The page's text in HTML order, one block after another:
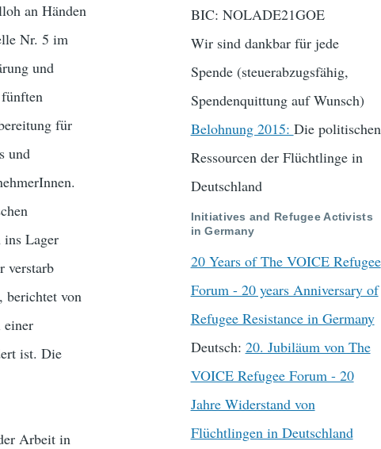
an Händen
Nr. 5 im
und
für
und
ins Lager
verstarb
berichtet von
einer
ist. Die
Arbeit in
BIC: NOLADE21GOE
Wir sind dankbar für jede
Spende (steuerabzugsfähig,
Spendenquittung auf Wunsch)
Belohnung 2015: Die politischen
Ressourcen der Flüchtlinge in
Deutschland
Initiatives and Refugee Activists
in Germany
20 Years of The VOICE Refugee
Forum - 20 years Anniversary of
Refugee Resistance in Germany
Deutsch: 20. Jubiläum von The
VOICE Refugee Forum - 20
Jahre Widerstand von
Flüchtlingen in Deutschland